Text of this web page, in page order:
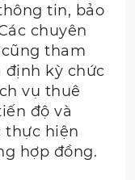
tin, bảo
chuyên
tham
định kỳ chức
vụ thuê
độ và
thực hiện
hợp đồng.